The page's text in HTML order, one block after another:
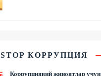
STOP КОРРУПЦИЯ
Коррупциявий жиноятлар учун